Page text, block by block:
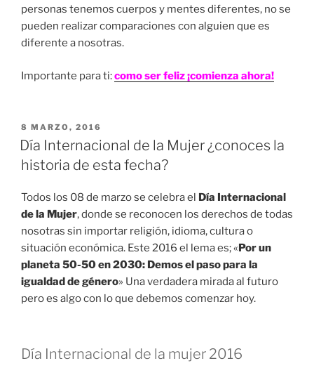
personas tenemos cuerpos y mentes diferentes, no se
pueden realizar comparaciones con alguien que es
diferente a nosotras.
Importante para ti:como ser feliz ¡comienza ahora!
PUBLICADO
EN
8 MARZO, 2016
Día Internacional de la Mujer ¿conoces la
historia de esta fecha?
Todos los 08 de marzo se celebra el Día Internacional
de la Mujer, donde se reconocen los derechos de todas
nosotras sin importar religión, idioma, cultura o
situación económica. Este 2016 el lema es; «Por un
planeta 50-50 en 2030: Demos el paso para la
igualdad de género» Una verdadera mirada al futuro
pero es algo con lo que debemos comenzar hoy.
Día Internacional de la mujer 2016